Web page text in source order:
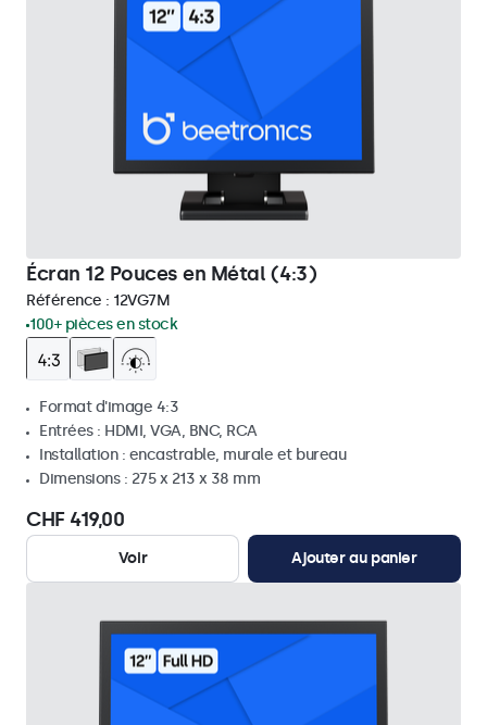
Écran 12 Pouces en Métal (4:3)
Référence : 12VG7M
100+ pièces en stock
Format d'image 4:3
Entrées : HDMI, VGA, BNC, RCA
Installation : encastrable, murale et bureau
Dimensions : 275 x 213 x 38 mm
CHF 419,00
Voir Ajouter au panier